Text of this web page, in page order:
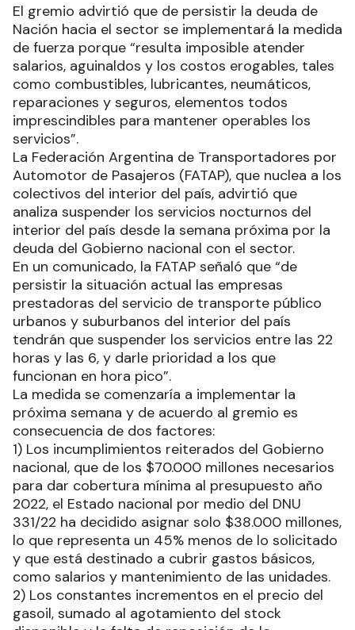
El gremio advirtió que de persistir la deuda de
Nación hacia el sector se implementará la medida
de fuerza porque “resulta imposible atender
salarios, aguinaldos y los costos erogables, tales
como combustibles, lubricantes, neumáticos,
reparaciones y seguros, elementos todos
imprescindibles para mantener operables los
servicios”.
La Federación Argentina de Transportadores por
Automotor de Pasajeros (FATAP), que nuclea a los
colectivos del interior del país, advirtió que
analiza suspender los servicios nocturnos del
interior del país desde la semana próxima por la
deuda del Gobierno nacional con el sector.
En un comunicado, la FATAP señaló que “de
persistir la situación actual las empresas
prestadoras del servicio de transporte público
urbanos y suburbanos del interior del país
tendrán que suspender los servicios entre las 22
horas y las 6, y darle prioridad a los que
funcionan en hora pico”.
La medida se comenzaría a implementar la
próxima semana y de acuerdo al gremio es
consecuencia de dos factores:
1) Los incumplimientos reiterados del Gobierno
nacional, que de los $70.000 millones necesarios
para dar cobertura mínima al presupuesto año
2022, el Estado nacional por medio del DNU
331/22 ha decidido asignar solo $38.000 millones,
lo que representa un 45% menos de lo solicitado
y que está destinado a cubrir gastos básicos,
como salarios y mantenimiento de las unidades.
2) Los constantes incrementos en el precio del
gasoil, sumado al agotamiento del stock